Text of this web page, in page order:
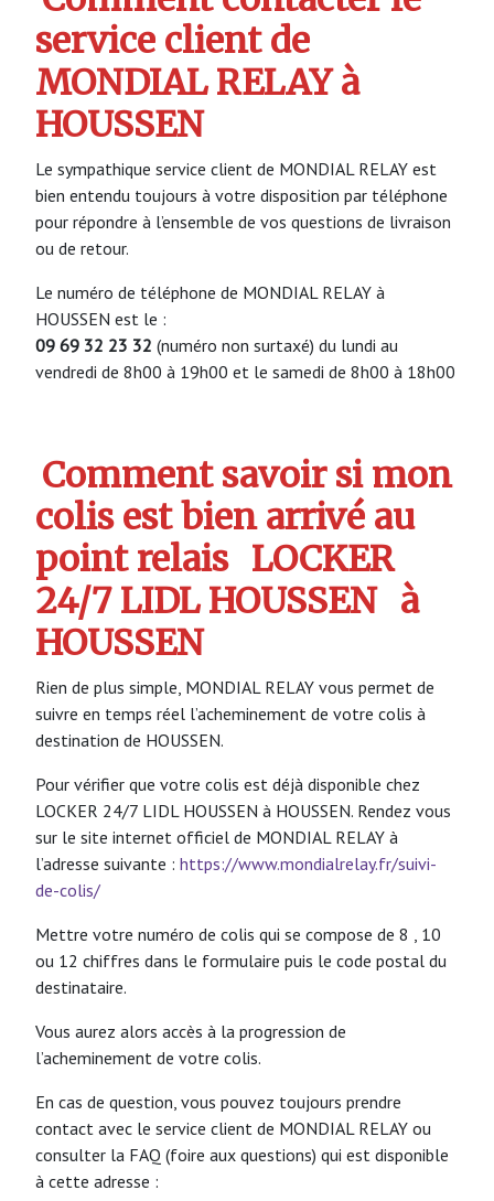
service client de
MONDIAL RELAY à
HOUSSEN
Le sympathique service client de MONDIAL RELAY est
bien entendu toujours à votre disposition par téléphone
pour répondre à l’ensemble de vos questions de livraison
ou de retour.
Le numéro de téléphone de MONDIAL RELAY à
HOUSSEN est le :
09 69 32 23 32 (numéro non surtaxé) du lundi au
vendredi de 8h00 à 19h00 et le samedi de 8h00 à 18h00
Comment savoir si mon
colis est bien arrivé au
point relais LOCKER
24/7 LIDL HOUSSEN à
HOUSSEN
Rien de plus simple, MONDIAL RELAY vous permet de
suivre en temps réel l’acheminement de votre colis à
destination de HOUSSEN.
Pour vérifier que votre colis est déjà disponible chez
LOCKER 24/7 LIDL HOUSSEN à HOUSSEN. Rendez vous
sur le site internet officiel de MONDIAL RELAY à
l’adresse suivante : https://www.mondialrelay.fr/suivi-
de-colis/
Mettre votre numéro de colis qui se compose de 8 , 10
ou 12 chiffres dans le formulaire puis le code postal du
destinataire.
Vous aurez alors accès à la progression de
l’acheminement de votre colis.
En cas de question, vous pouvez toujours prendre
contact avec le service client de MONDIAL RELAY ou
consulter la FAQ (foire aux questions) qui est disponible
à cette adresse :